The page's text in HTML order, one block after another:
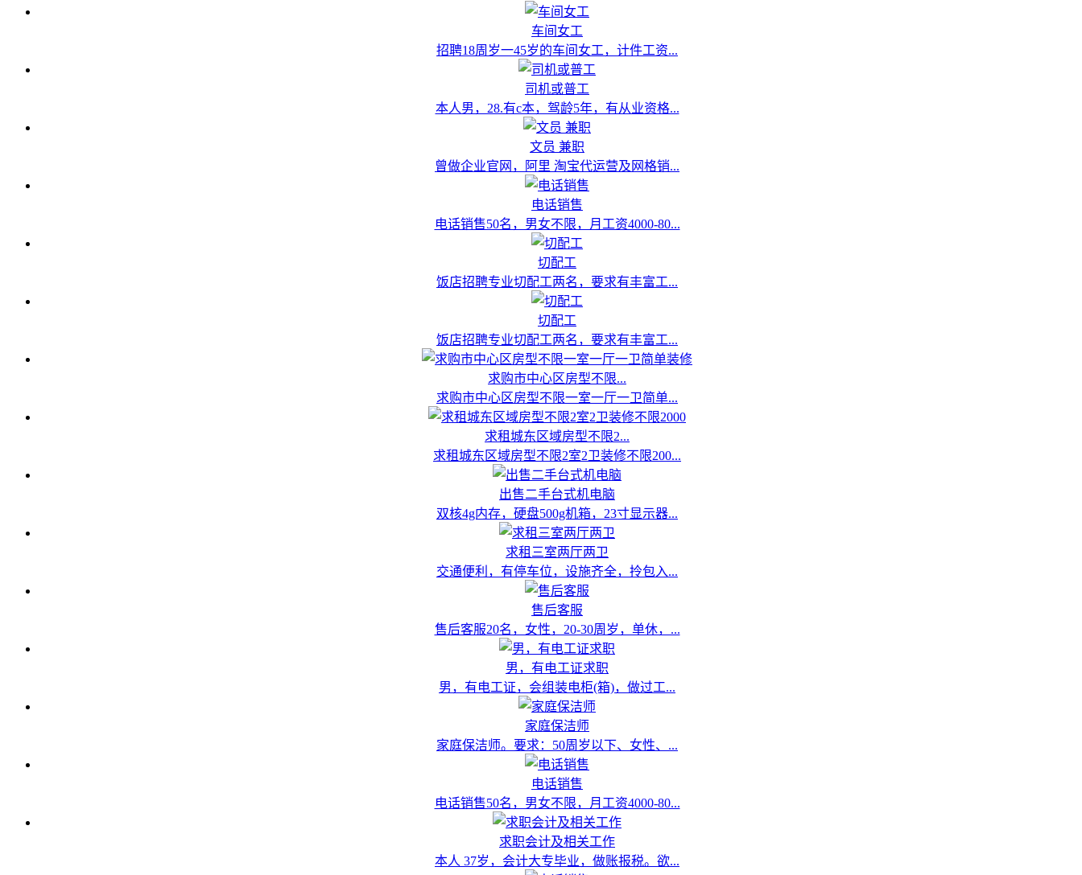
车间女工
招聘18周岁一45岁的车间女工，计件工资...
司机或普工
本人男，28.有c本，驾龄5年，有从业资格...
文员 兼职
曾做企业官网，阿里 淘宝代运营及网格销...
电话销售
电话销售50名，男女不限，月工资4000-80...
切配工
饭店招聘专业切配工两名，要求有丰富工...
切配工
饭店招聘专业切配工两名，要求有丰富工...
求购市中心区房型不限...
求购市中心区房型不限一室一厅一卫简单...
求租城东区域房型不限2...
求租城东区域房型不限2室2卫装修不限200...
出售二手台式机电脑
双核4g内存，硬盘500g机箱，23寸显示器...
求租三室两厅两卫
交通便利，有停车位，设施齐全，拎包入...
售后客服
售后客服20名，女性，20-30周岁，单休，...
男，有电工证求职
男，有电工证，会组装电柜(箱)，做过工...
家庭保洁师
家庭保洁师。要求：50周岁以下、女性、...
电话销售
电话销售50名，男女不限，月工资4000-80...
求职会计及相关工作
本人 37岁，会计大专毕业，做账报税。欲...